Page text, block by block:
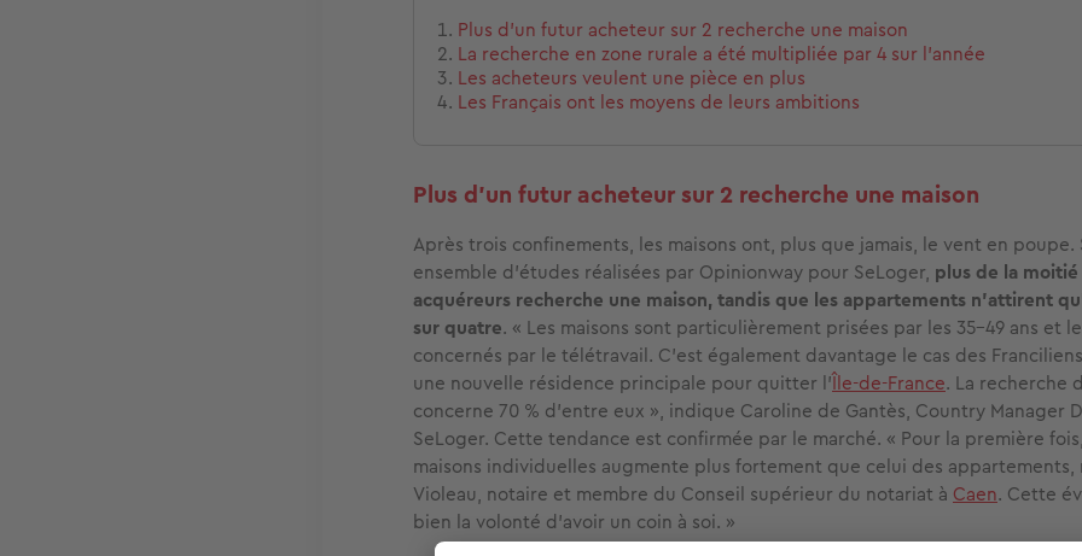
Plus d’un futur acheteur sur 2 recherche une maison
La recherche en zone rurale a été multipliée par 4 sur l'année
Les acheteurs veulent une pièce en plus
Les Français ont les moyens de leurs ambitions
Plus d’un futur acheteur sur 2 recherche une maison
Après trois confinements, les maisons ont, plus que jamais, le vent en poupe.
ensemble d’études réalisées par Opinionway pour SeLoger, plus de la
acquéreurs recherche une maison, tandis que les appartements n’attirent
sur quatre. « Les maisons sont particulièrement prisées par les 35-49 ans et
concernés par le télétravail. C’est également davantage le cas des
une nouvelle résidence principale pour quitter l’Île-de-France. La recherche
concerne 70 % d’entre eux », indique Caroline de Gantès, Country Manager
SeLoger. Cette tendance est confirmée par le marché. « Pour la première
maisons individuelles augmente plus fortement que celui des appartements,
Violeau, notaire et membre du Conseil supérieur du notariat à Caen. Cette
bien la volonté d’avoir un coin à soi. »